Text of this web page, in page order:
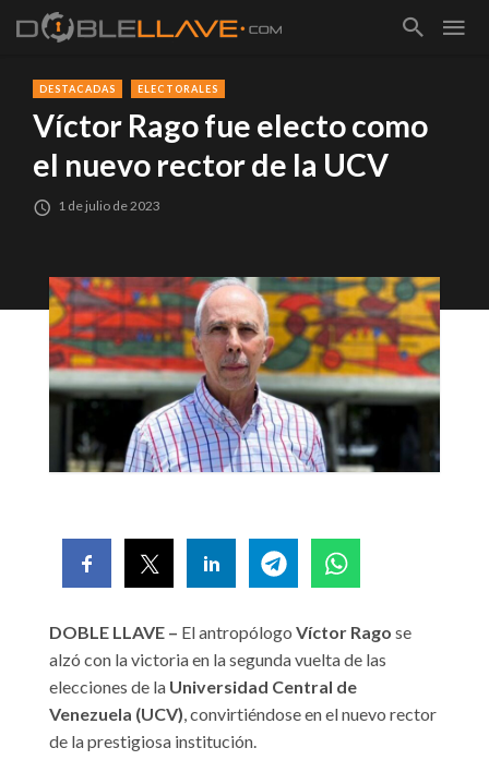
DESTACADAS ELECTORALES
Víctor Rago fue electo como
el nuevo rector de la UCV
1 de julio de 2023
DOBLE LLAVE – El antropólogo Víctor Rago se
alzó con la victoria en la segunda vuelta de las
elecciones de la Universidad Central de
Venezuela (UCV), convirtiéndose en el nuevo rector
de la prestigiosa institución.